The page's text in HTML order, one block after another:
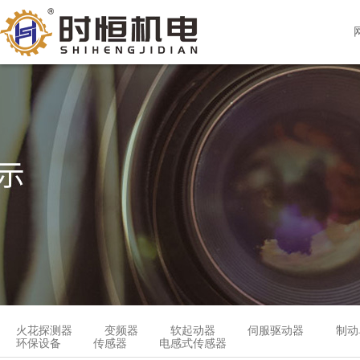
火花探测器 变频器 软起动器 伺服驱动器
制
环保设备
传感器 电感式传感器